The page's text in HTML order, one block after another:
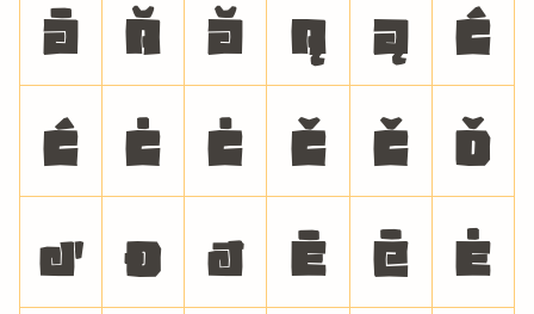
ā
Ă ă Ą ą
Ć
ć
Ċ ċ Č č
Ď
ď
Đ đ Ē ē Ė